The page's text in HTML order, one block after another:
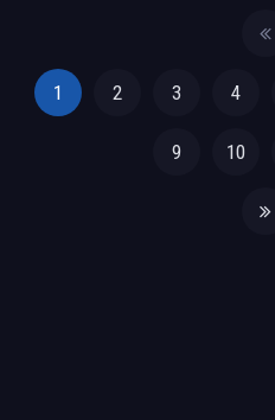
1 2 3 4
9 10